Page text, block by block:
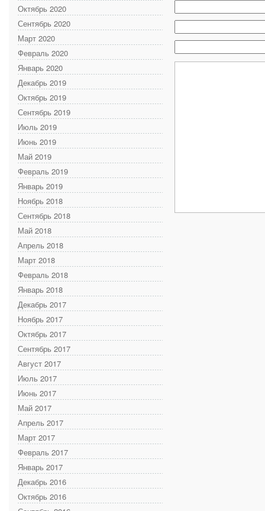
Октябрь 2020
Сентябрь 2020
Март 2020
Февраль 2020
Январь 2020
Декабрь 2019
Октябрь 2019
Сентябрь 2019
Июль 2019
Июнь 2019
Май 2019
Февраль 2019
Январь 2019
Ноябрь 2018
Сентябрь 2018
Май 2018
Апрель 2018
Март 2018
Февраль 2018
Январь 2018
Декабрь 2017
Ноябрь 2017
Октябрь 2017
Сентябрь 2017
Август 2017
Июль 2017
Июнь 2017
Май 2017
Апрель 2017
Март 2017
Февраль 2017
Январь 2017
Декабрь 2016
Октябрь 2016